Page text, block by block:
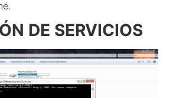
DE SERVICIOS